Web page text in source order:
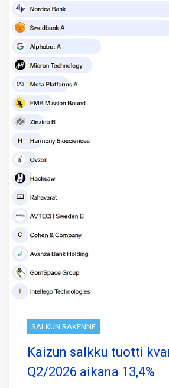
SALKUN RAKENNE
Kaizun salkku tuotti
Q2/2026 aikana 13,4%